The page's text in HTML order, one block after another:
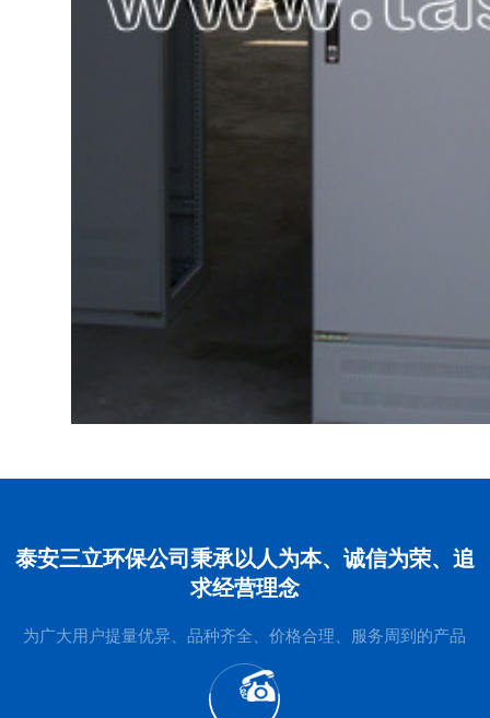
泰安三立环保公司秉承以人为本、诚信为荣、追
求经营理念
为广大用户提量优异、品种齐全、价格合理、服务周到的产品